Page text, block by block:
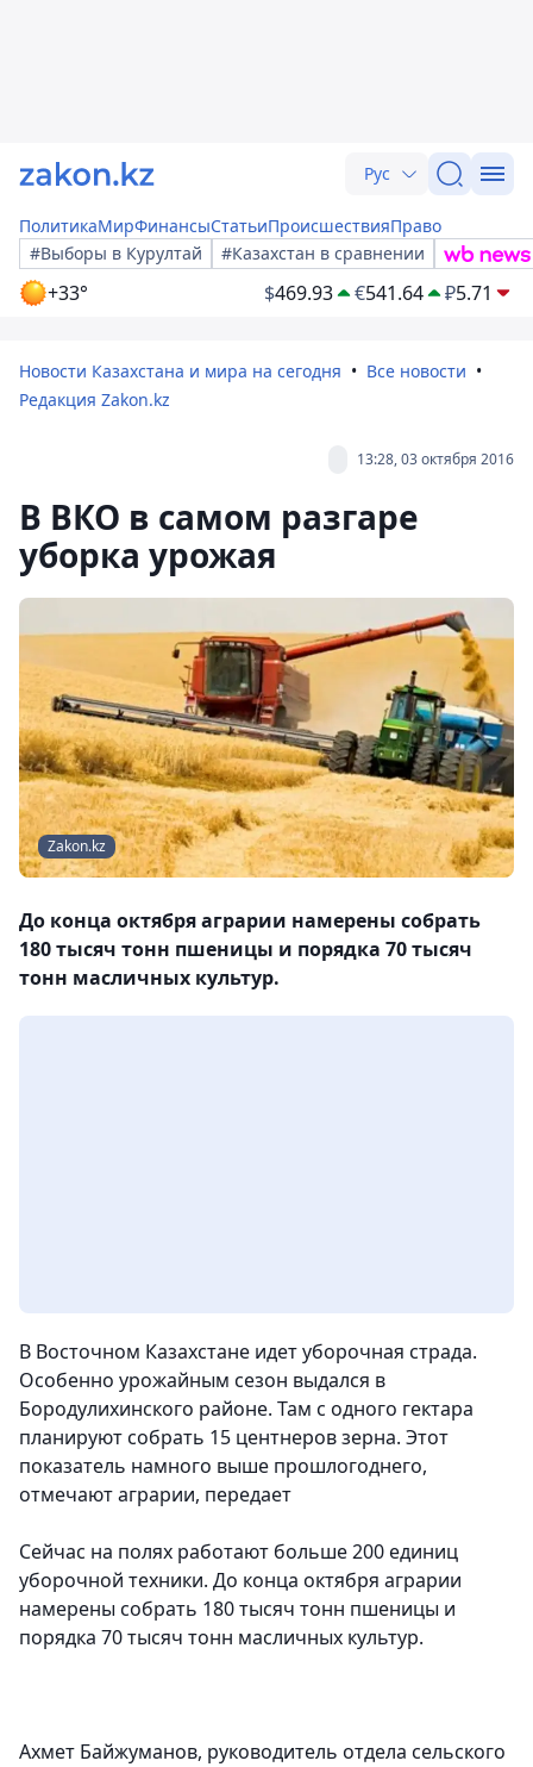
Рус
ПолитикаМирФинансыСтатьиПроисшествияПраво
#Выборы в Курултай
#Казахстан в сравнении
+33° $469.93 €541.64 ₽5.71
Новости Казахстана и мира на сегодня
Все новости
Редакция Zakon.kz
13:28, 03 октября 2016
В ВКО в самом разгаре
уборка урожая
Zakon.kz
До конца октября аграрии намерены собрать
180 тысяч тонн пшеницы и порядка 70 тысяч
тонн масличных культур.
В Восточном Казахстане идет уборочная страда.
Особенно урожайным сезон выдался в
Бородулихинского районе. Там с одного гектара
планируют собрать 15 центнеров зерна. Этот
показатель намного выше прошлогоднего,
отмечают аграрии, передает
Сейчас на полях работают больше 200 единиц
уборочной техники. До конца октября аграрии
намерены собрать 180 тысяч тонн пшеницы и
порядка 70 тысяч тонн масличных культур.
Ахмет Байжуманов, руководитель отдела сельского